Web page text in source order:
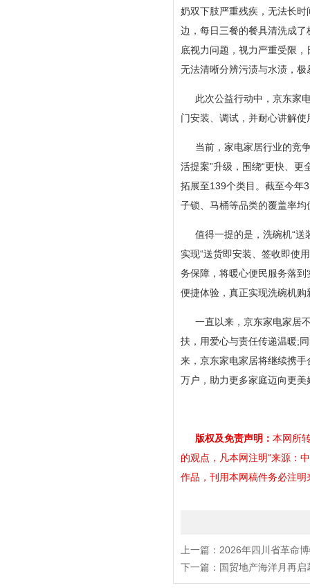
奶双下肢严重残疾，无法长
边，每日三餐的餐具清洗成
底视力问题，视力严重受限
无法清晰分辨污渍与水渍，
此次公益行动中，京东家
门安装、调试，并耐心讲解
当前，家电家居行业的竞
活提案”升级，围绕“更快、
拓展至139个类目。截至今年
子锁、马桶等品类的覆盖率均
值得一提的是，洗碗机“
实现“送货即安装、签收即使
务保障，将暖心便民服务落
便捷体验，真正实现洗碗机购
一直以来，京东家电家居
扶，用爱心与责任传递温暖;
来，京东家电家居将继续携
万户，助力更多家庭迈向更美
版权及免责声明： 本网所
的观点，凡本网注明“来源：
作品，刊用本网稿件务必注
上一篇： 2026年四川省革命
下一篇： 国贸地产海洋月再启